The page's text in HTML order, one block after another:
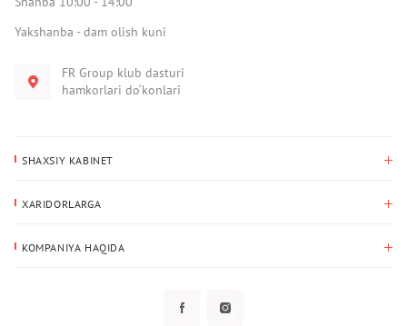
Yakshanba - dam olish kuni
FR Group klub dasturi
hamkorlari do‘konlari
SHAXSIY KABINET
Yetkazib berish manzili
XARIDORLARGA
KOMPANIYA HAQIDA